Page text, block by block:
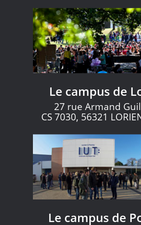
Le campus de
27 rue Armand
CS 7030, 56321
Le campus de